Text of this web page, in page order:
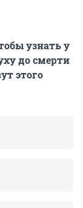
узнать у
до смерти
этого